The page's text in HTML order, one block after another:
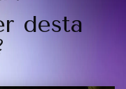
desta